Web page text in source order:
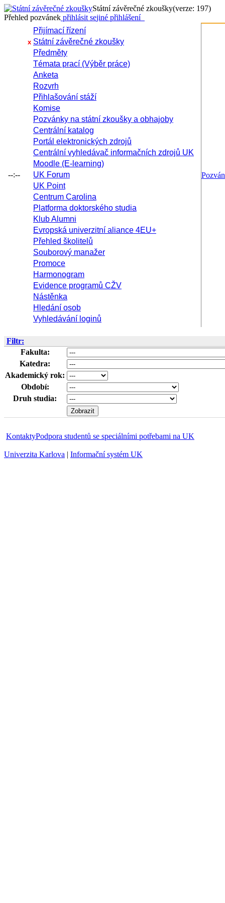
Státní závěrečné zkoušky(verze: 197)
Přehled pozvánek přihlásit sejiné přihlášení
--:--
Přijímací řízení
x Státní závěrečné zkoušky
Předměty
Témata prací (Výběr práce)
Anketa
Rozvrh
Přihlašování stáží
Komise
Pozvánky na státní zkoušky a obhajoby
Centrální katalog
Portál elektronických zdrojů
Centrální vyhledávač informačních zdrojů UK
Moodle (E-learning)
UK Forum
UK Point
Centrum Carolina
Platforma doktorského studia
Klub Alumni
Evropská univerzitní aliance 4EU+
Přehled školitelů
Souborový manažer
Promoce
Harmonogram
Evidence programů CŽV
Nástěnka
Hledání osob
Vyhledávání loginů
Filtr:
Fakulta:
Katedra:
Akademický rok:
Období:
Druh studia:
KontaktyPodpora studentů se speciálními potřebami na UK
Univerzita Karlova | Informační systém UK